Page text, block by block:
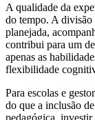
A qualidade da
do tempo. A
planejada,
contribui para um
apenas as
flexibilidade
Para escolas e
do que a inclusão
pedagógica, investir